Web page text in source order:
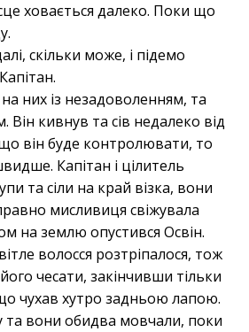
ховається далеко. Поки що
скільки може, і підемо
них із незадоволенням, та
кивнув та сів недалеко від
він буде контролювати, то
Капітан і цілитель
та сіли на край візка, вони
мисливиця свіжувала
на землю опустився Освін.
волосся розтріпалося, тож
чесати, закінчивши тільки
чухав хутро задньою лапою.
та вони обидва мовчали, поки